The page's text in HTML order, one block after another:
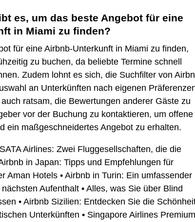
es, um das beste Angebot für eine
in Miami zu finden?
für eine Airbnb-Unterkunft in Miami zu finden,
zu buchen, da beliebte Termine schnell
Zudem lohnt es sich, die Suchfilter von
an Unterkünften nach eigenen
ratsam, die Bewertungen anderer Gäste zu
vor der Buchung zu kontaktieren, um offene
ein maßgeschneidertes Angebot zu erhalten.
Airlines: Zwei Fluggesellschaften, die die
in Japan: Tipps und Empfehlungen für
Aman Hotels • Airbnb in Turin: Ein umfassender
Aufenthalt • Alles, was Sie über Blind
• Airbnb Sizilien: Entdecken Sie die
Unterkünften • Singapore Airlines Premium